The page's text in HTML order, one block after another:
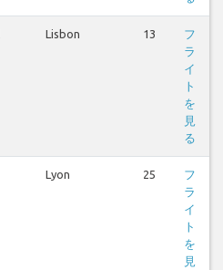
Lisbon 13
フ
ラ
イ
ト
を
見
る
Lyon 25
フ
ラ
イ
ト
を
見